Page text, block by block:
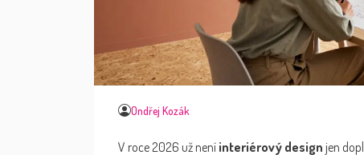
Ondřej Kozák
V roce 2026 už není interiérový design jen